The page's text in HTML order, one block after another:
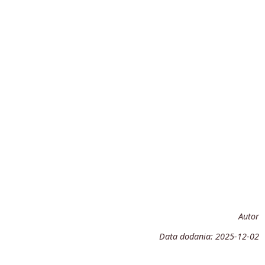
Autor
Data dodania: 2025-12-02